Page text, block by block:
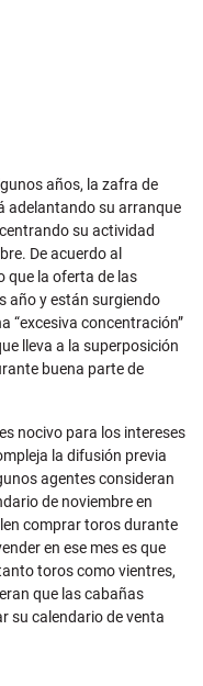
años, la zafra de
adelantando su arranque
su actividad
De acuerdo al
que la oferta de las
año y están surgiendo
“excesiva concentración”
lleva a la superposición
buena parte de
nocivo para los intereses
la difusión previa
agentes consideran
de noviembre en
comprar toros durante
en ese mes es que
toros como vientres,
que las cabañas
su calendario de venta